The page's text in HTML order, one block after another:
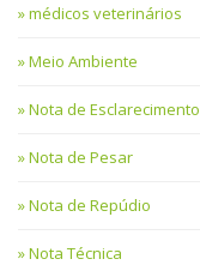
médicos veterinários
Meio Ambiente
Nota de Esclarecimento
Nota de Pesar
Nota de Repúdio
Nota Técnica